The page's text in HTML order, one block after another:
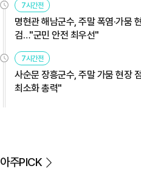
7시간전
명현관 해남군수, 주말 폭염·가뭄
검…"군민 안전 최우선"
7시간전
사순문 장흥군수, 주말 가뭄 현장
최소화 총력"
아주PICK